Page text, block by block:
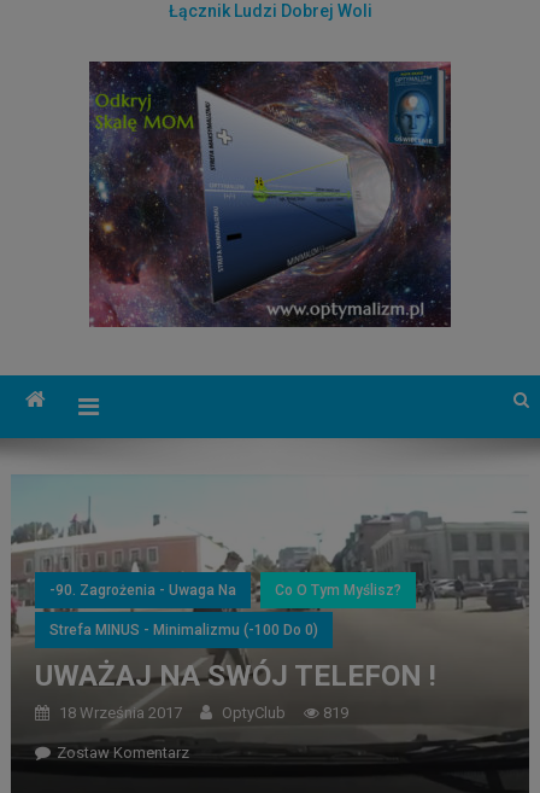
Łącznik Ludzi Dobrej Woli
-90. Zagrożenia - Uwaga Na Co O Tym Myślisz?
Strefa MINUS - Minimalizmu (-100 Do 0)
UWAŻAJ NA SWÓJ TELEFON !
18 Września 2017 OptyClub 819
Zostaw Komentarz